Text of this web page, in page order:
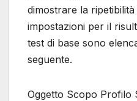
dimostrare la
impostazioni per il
test di base sono
seguente.
Oggetto Scopo Profilo